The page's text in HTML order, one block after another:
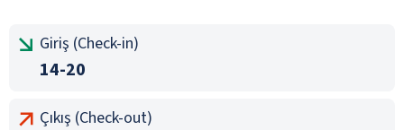
Giriş (Check-in)
14-20
Çıkış (Check-out)